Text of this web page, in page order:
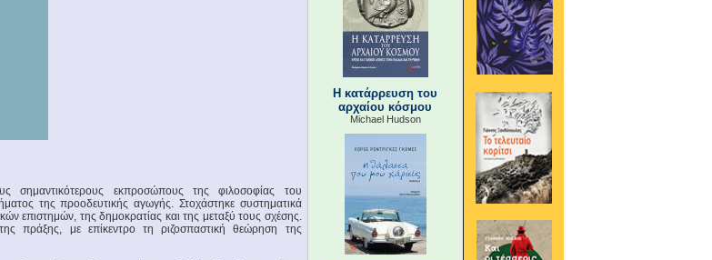
εκπροσώπους της φιλοσοφίας του
της προοδευτικής αγωγής. Στοχάστηκε συστηματικά
επιστημών, της δημοκρατίας και της μεταξύ τους σχέσης.
πράξης, με επίκεντρο τη ριζοσπαστική θεώρηση της
Η κατάρρευση του
αρχαίου κόσμου
Michael Hudson